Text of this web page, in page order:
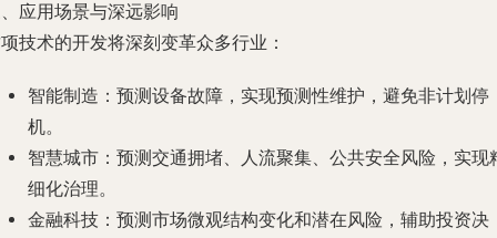
应用场景与深远影响
技术的开发将深刻变革众多行业：
智能制造：预测设备故障，实现预测性维护，避免非计划停
机。
智慧城市：预测交通拥堵、人流聚集、公共安全风险，实现
细化治理。
金融科技：预测市场微观结构变化和潜在风险，辅助投资决